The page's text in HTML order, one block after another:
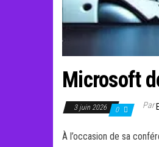
Microsoft
3 juin 2026 0 Par
À l’occasion de sa